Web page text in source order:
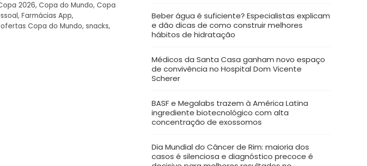
2026,Copa do Mundo,Copa
,Farmácias App,
ofertas Copa do Mundo,snacks,
Beber água é suficiente? Especialistas explicam
e dão dicas de como construir melhores
hábitos de hidratação
Médicos da Santa Casa ganham novo espaço
de convivência no Hospital Dom Vicente
Scherer
BASF e Megalabs trazem à América Latina
ingrediente biotecnológico com alta
concentração de exossomos
Dia Mundial do Câncer de Rim: maioria dos
casos é silenciosa e diagnóstico precoce é